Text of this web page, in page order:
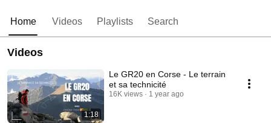
Home Videos Playlists Search
Videos
1:18
Le GR20 en Corse - Le terrain
et sa technicité
16K views 1 year ago